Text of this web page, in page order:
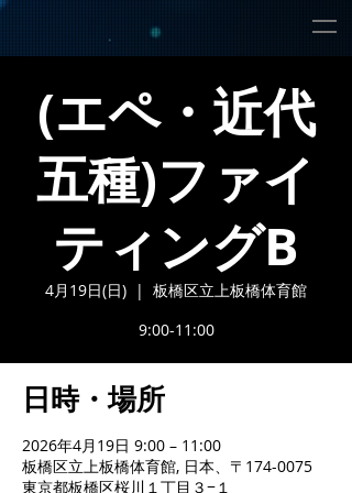
(エペ・近代
五種)ファイ
ティングB
4月19日(日)
  |
板橋区立上板橋体育館
9:00-11:00
日時・場所
2026年4月19日 9:00 – 11:00
板橋区立上板橋体育館, 日本、〒174-0075
東京都板橋区桜川１丁目３−１